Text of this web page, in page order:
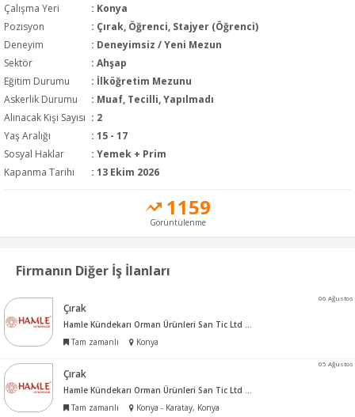
Çalışma Yeri
: Konya
Pozisyon
: Çırak, Öğrenci, Stajyer (Öğrenci)
Deneyim
: Deneyimsiz / Yeni Mezun
Sektör
: Ahşap
Eğitim Durumu
: İlköğretim Mezunu
Askerlik Durumu
: Muaf, Tecilli, Yapılmadı
Alınacak Kişi Sayısı : 2
Yaş Aralığı
: 15 - 17
Sosyal Haklar
: Yemek + Prim
Kapanma Tarihi
: 13 Ekim 2026
1159
Görüntülenme
Firmanın Diğer İş İlanları
06 Ağustos
Çırak
Hamle Kündekarı Orman Ürünleri San Tic Ltd Şti
Tam zamanlı
Konya
05 Ağustos
Çırak
Hamle Kündekarı Orman Ürünleri San Tic Ltd Şti
Tam zamanlı
Konya - Karatay, Konya